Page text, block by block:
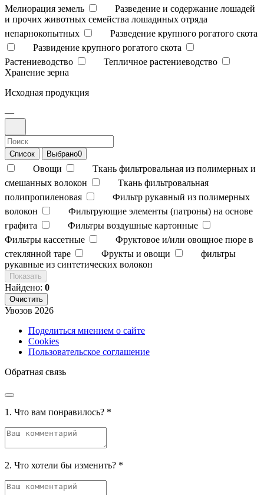
Мелиорация земель
Разведение и содержание лошадей
и прочих животных семейства лошадиных отряда
непарнокопытных
Разведение крупного рогатого скота
Развидение крупного рогатого скота
Растениеводство
Тепличное растениеводство
Хранение зерна
Исходная продукция
—
Список Выбрано0
Овощи
Ткань фильтровальная из полимерных и
смешанных волокон
Ткань фильтровальная
полипропиленовая
Фильтр рукавный из полимерных
волокон
Фильтрующие элементы (патроны) на основе
графита
Фильтры воздушные картонные
Фильтры кассетные
Фруктовое и/или овощное пюре в
стеклянной таре
Фрукты и овощи
фильтры
рукавные из синтетических волокон
Показать
Найдено: 0
Очистить
Увозов 2026
Поделиться мнением о сайте
Cookies
Пользовательское соглашение
Обратная связь
1. Что вам понравилось? *
2. Что хотели бы изменить? *